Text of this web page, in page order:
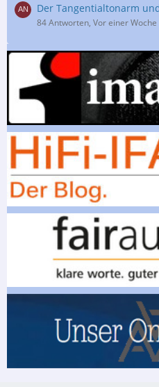
Der Tangentialtonarm
84 Antworten, Vor einer Woche